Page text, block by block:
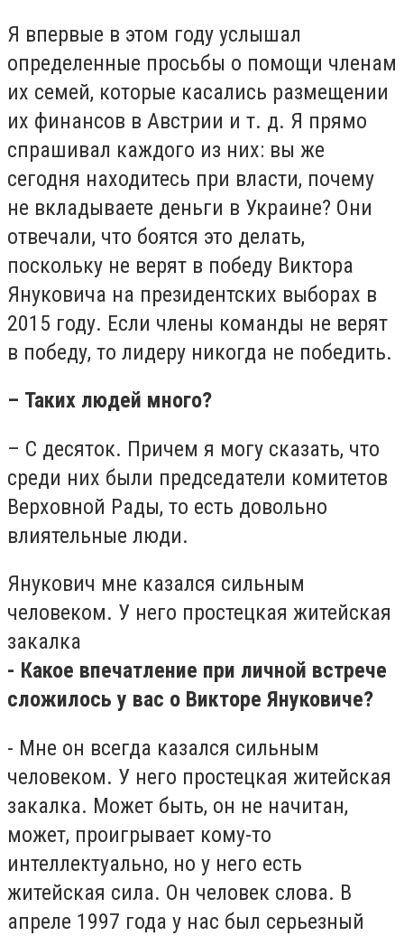
Я впервые в этом году услышал
определенные просьбы о помощи членам
их семей, которые касались размещении
их финансов в Австрии и т. д. Я прямо
спрашивал каждого из них: вы же
сегодня находитесь при власти, почему
не вкладываете деньги в Украине? Они
отвечали, что боятся это делать,
поскольку не верят в победу Виктора
Януковича на президентских выборах в
2015 году. Если члены команды не верят
в победу, то лидеру никогда не победить.
– Таких людей много?
– С десяток. Причем я могу сказать, что
среди них были председатели комитетов
Верховной Рады, то есть довольно
влиятельные люди.
Янукович мне казался сильным
человеком. У него простецкая житейская
закалка
- Какое впечатление при личной встрече
сложилось у вас о Викторе Януковиче?
- Мне он всегда казался сильным
человеком. У него простецкая житейская
закалка. Может быть, он не начитан,
может, проигрывает кому-то
интеллектуально, но у него есть
житейская сила. Он человек слова. В
апреле 1997 года у нас был серьезный